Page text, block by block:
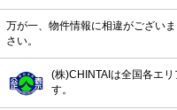
万が一、物件情報に相違がござい
さい。
(株)CHINTAIは全国各エ
す。